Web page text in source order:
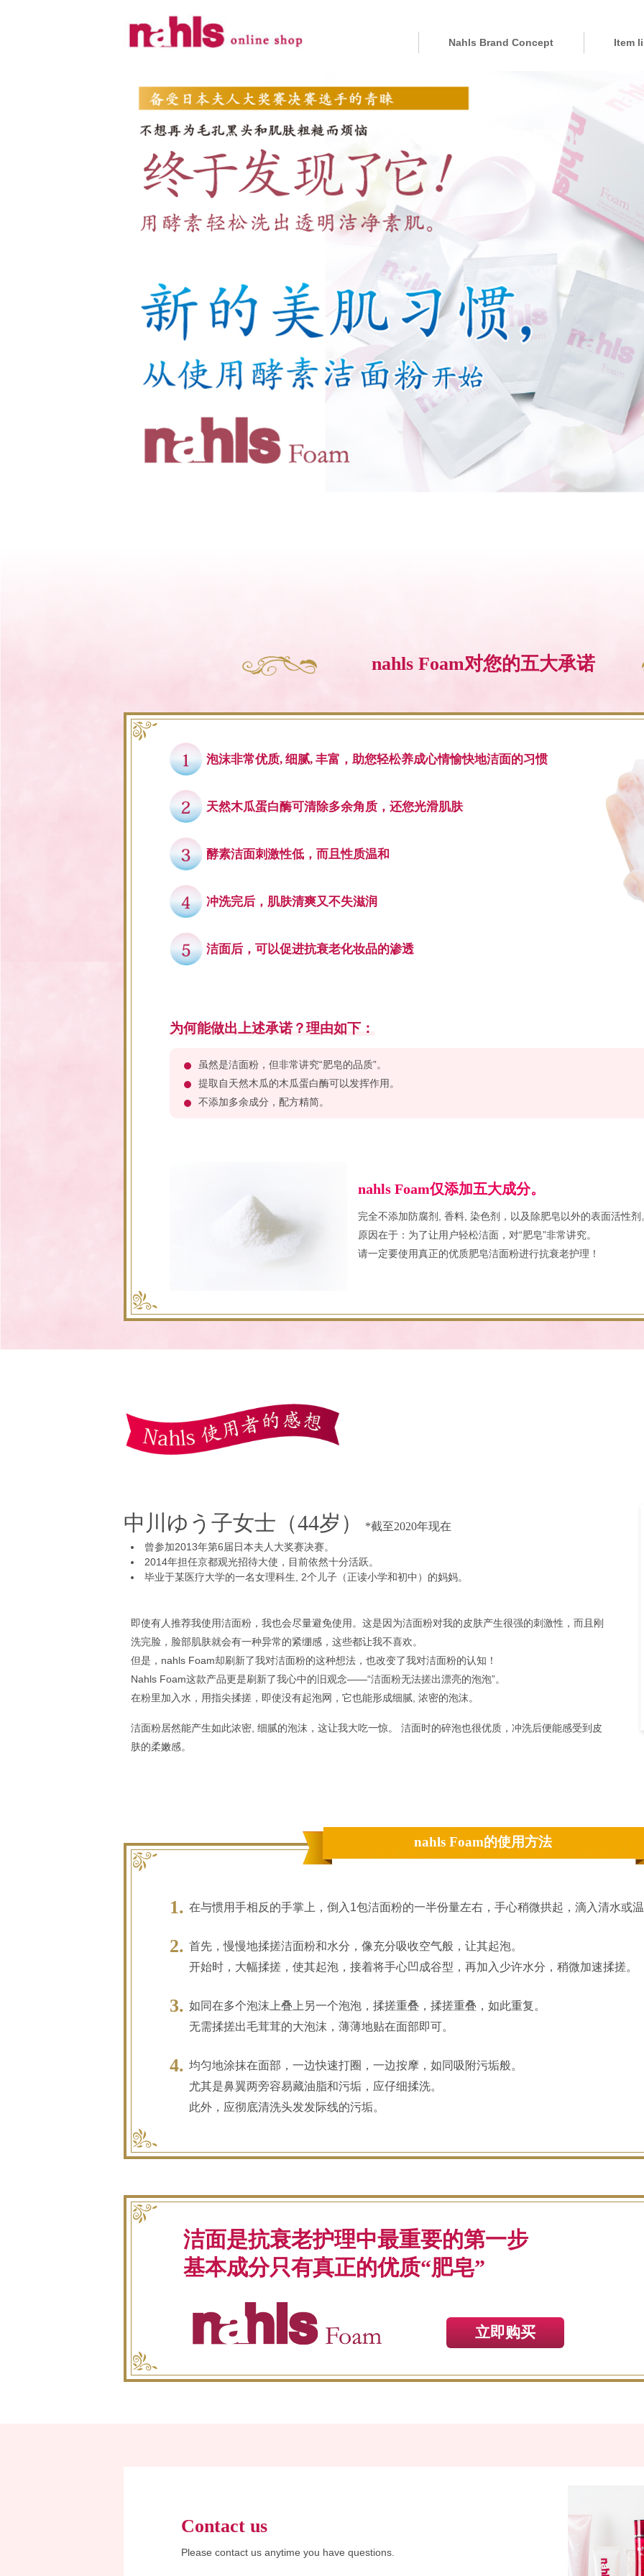
Nahls Brand Concept Item
nahls Foam对您的五大承诺
泡沫非常优质, 细腻, 丰富，助您轻松养成心情愉快地洁面的习惯
天然木瓜蛋白酶可清除多余角质，还您光滑肌肤
酵素洁面刺激性低，而且性质温和
冲洗完后，肌肤清爽又不失滋润
洁面后，可以促进抗衰老化妆品的渗透
为何能做出上述承诺？理由如下：
虽然是洁面粉，但非常讲究“肥皂的品质”。
提取自天然木瓜的木瓜蛋白酶可以发挥作用。
不添加多余成分，配方精简。
nahls Foam仅添加五大成分。
完全不添加防腐剂, 香料, 染色剂，以及除肥皂以外的表面活性剂
原因在于：为了让用户轻松洁面，对“肥皂”非常讲究。
请一定要使用真正的优质肥皂洁面粉进行抗衰老护理！
中川ゆう子女士（44岁） *截至2020年现在
曾参加2013年第6届日本夫人大奖赛决赛。
2014年担任京都观光招待大使，目前依然十分活跃。
毕业于某医疗大学的一名女理科生, 2个儿子（正读小学和初中）的妈妈。
即使有人推荐我使用洁面粉，我也会尽量避免使用。这是因为洁面粉对我的皮肤产生很强的刺激性，而且刚
洗完脸，脸部肌肤就会有一种异常的紧绷感，这些都让我不喜欢。
但是，nahls Foam却刷新了我对洁面粉的这种想法，也改变了我对洁面粉的认知！
Nahls Foam这款产品更是刷新了我心中的旧观念——“洁面粉无法搓出漂亮的泡泡”。
在粉里加入水，用指尖揉搓，即使没有起泡网，它也能形成细腻, 浓密的泡沫。
洁面粉居然能产生如此浓密, 细腻的泡沫，这让我大吃一惊。 洁面时的碎泡也很优质，冲洗后便能感受到皮
肤的柔嫩感。
nahls Foam的使用方法
在与惯用手相反的手掌上，倒入1包洁面粉的一半份量左右，手心稍微拱起，滴入清水或
首先，慢慢地揉搓洁面粉和水分，像充分吸收空气般，让其起泡。
开始时，大幅揉搓，使其起泡，接着将手心凹成谷型，再加入少许水分，稍微加速揉搓。
如同在多个泡沫上叠上另一个泡泡，揉搓重叠，揉搓重叠，如此重复。
无需揉搓出毛茸茸的大泡沫，薄薄地贴在面部即可。
均匀地涂抹在面部，一边快速打圈，一边按摩，如同吸附污垢般。
尤其是鼻翼两旁容易藏油脂和污垢，应仔细揉洗。
此外，应彻底清洗头发发际线的污垢。
洁面是抗衰老护理中最重要的第一步
基本成分只有真正的优质“肥皂”
立即购买
Contact us
Please contact us anytime you have questions.